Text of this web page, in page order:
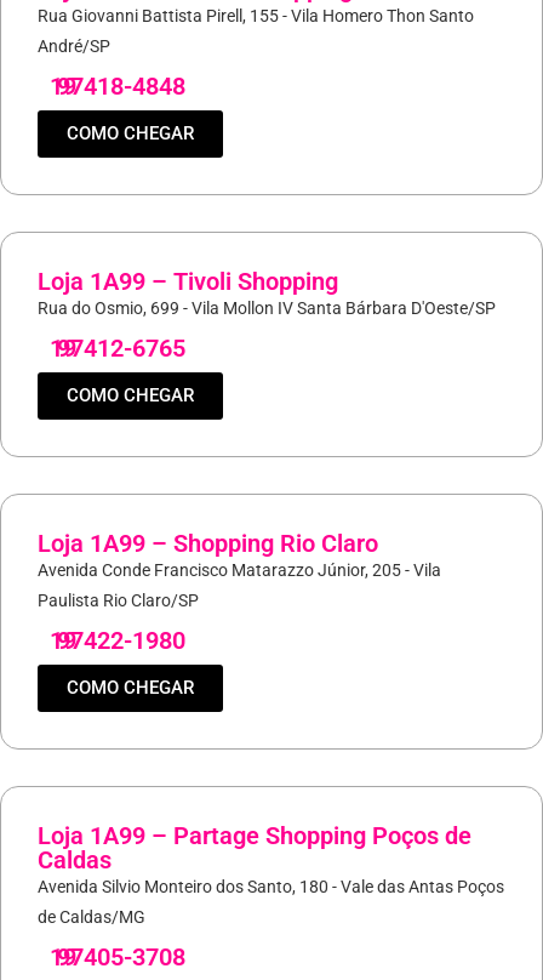
Rua Giovanni Battista Pirell, 155 - Vila Homero Thon Santo
André/SP
19
97418-4848
COMO CHEGAR
Loja 1A99 – Tivoli Shopping
Rua do Osmio, 699 - Vila Mollon IV Santa Bárbara D'Oeste/SP
19
97412-6765
COMO CHEGAR
Loja 1A99 – Shopping Rio Claro
Avenida Conde Francisco Matarazzo Júnior, 205 - Vila
Paulista Rio Claro/SP
19
97422-1980
COMO CHEGAR
Loja 1A99 – Partage Shopping Poços de
Caldas
Avenida Silvio Monteiro dos Santo, 180 - Vale das Antas Poços
de Caldas/MG
19
97405-3708